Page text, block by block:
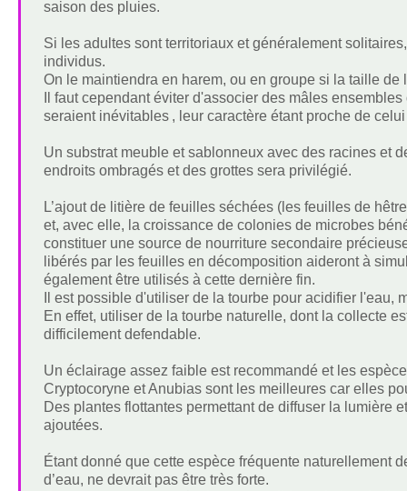
saison des pluies.
Si les adultes sont territoriaux et généralement
individus.
On le maintiendra en harem, ou en groupe si la taille de
Il faut cependant éviter d'associer des mâles
seraient inévitables , leur caractère étant proche de
Un substrat meuble et sablonneux avec des racines et
endroits ombragés et des grottes sera privilégié.
L’ajout de litière de feuilles séchées (les feuilles de
et, avec elle, la croissance de colonies de microbes
constituer une source de nourriture secondaire
libérés par les feuilles en décomposition aideront à
également être utilisés à cette dernière fin.
Il est possible d'utiliser de la tourbe pour acidifier l'eau,
En effet, utiliser de la tourbe naturelle, dont la collecte
difficilement defendable.
Un éclairage assez faible est recommandé et les
Cryptocoryne et Anubias sont les meilleures car elles
Des plantes flottantes permettant de diffuser la lumière
ajoutées.
Étant donné que cette espèce fréquente naturellement
d’eau, ne devrait pas être très forte.